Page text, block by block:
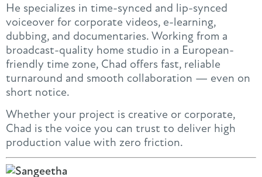
He specializes in time-synced and lip-synced
voiceover for corporate videos, e-learning,
dubbing, and documentaries. Working from a
broadcast-quality home studio in a European-
friendly time zone, Chad offers fast, reliable
turnaround and smooth collaboration — even on
short notice.
Whether your project is creative or corporate,
Chad is the voice you can trust to deliver high
production value with zero friction.